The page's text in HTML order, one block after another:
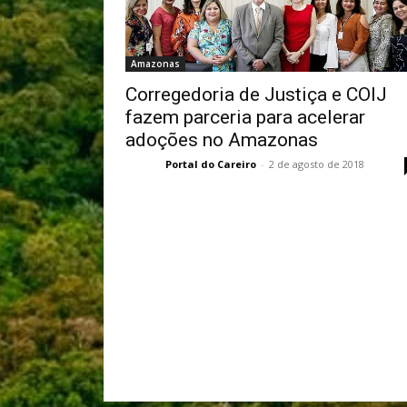
Amazonas
Corregedoria de Justiça e COIJ
fazem parceria para acelerar
adoções no Amazonas
Portal do Careiro - 2 de agosto de 2018